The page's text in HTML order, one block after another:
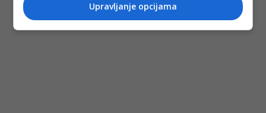
Upravljanje opcijama